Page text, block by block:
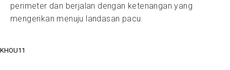
perimeter dan berjalan dengan ketenangan yang
mengerikan menuju landasan pacu.
KHOU11